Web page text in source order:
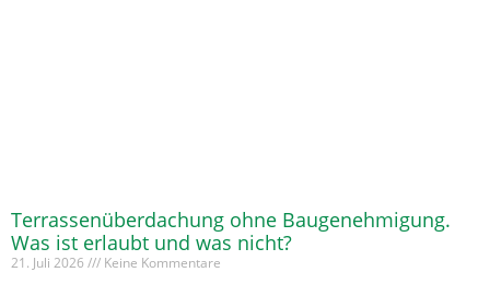
Terrassenüberdachung ohne Baugenehmigung.
Was ist erlaubt und was nicht?
21. Juli 2026 Keine Kommentare